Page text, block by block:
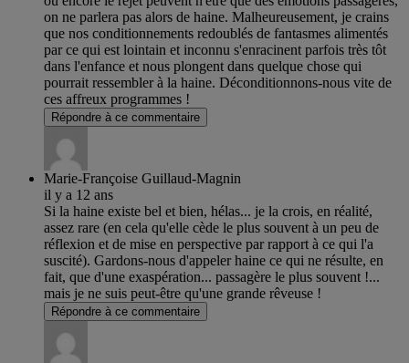
on ne parlera pas alors de haine. Malheureusement, je crains
que nos conditionnements redoublés de fantasmes alimentés
par ce qui est lointain et inconnu s'enracinent parfois très tôt
dans l'enfance et nous plongent dans quelque chose qui
pourrait ressembler à la haine. Déconditionnons-nous vite de
ces affreux programmes !
Répondre à ce commentaire
Marie-Françoise Guillaud-Magnin
il y a 12 ans
Si la haine existe bel et bien, hélas... je la crois, en réalité,
assez rare (en cela qu'elle cède le plus souvent à un peu de
réflexion et de mise en perspective par rapport à ce qui l'a
suscité). Gardons-nous d'appeler haine ce qui ne résulte, en
fait, que d'une exaspération... passagère le plus souvent !...
mais je ne suis peut-être qu'une grande rêveuse !
Répondre à ce commentaire